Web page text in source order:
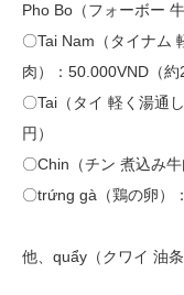
Pho Bo（フォーボー
〇Tai Nam（タイナム
肉）：50.000VND（約
〇Tai（タイ 軽く湯通
円）
〇Chin（チン 煮込み
〇trứng gà（鶏の卵）
他、quẩy（クワイ 油